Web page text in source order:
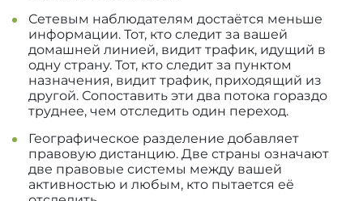
Сетевым наблюдателям достаётся меньше
информации. Тот, кто следит за вашей
домашней линией, видит трафик, идущий в
одну страну. Тот, кто следит за пунктом
назначения, видит трафик, приходящий из
другой. Сопоставить эти два потока гораздо
труднее, чем отследить один переход.
Географическое разделение добавляет
правовую дистанцию. Две страны означают
две правовые системы между вашей
активностью и любым, кто пытается её